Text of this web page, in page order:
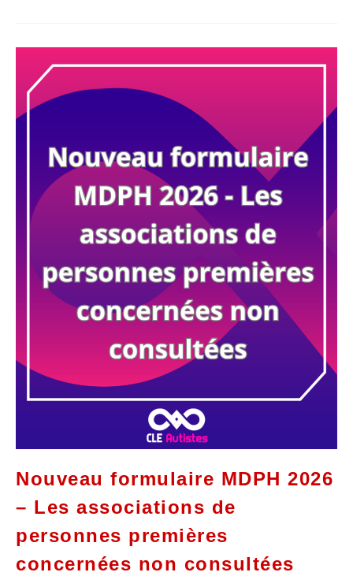
Nouveau formulaire MDPH 2026
– Les associations de
personnes premières
concernées non consultées